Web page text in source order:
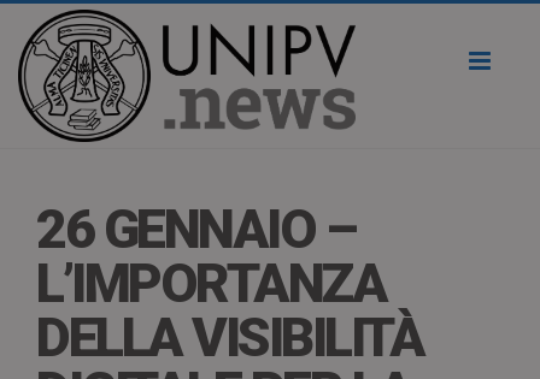
26 GENNAIO –
L’IMPORTANZA
DELLA VISIBILITÀ